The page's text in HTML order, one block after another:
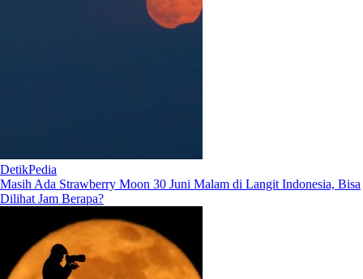
DetikPedia
Masih Ada Strawberry Moon 30 Juni Malam di Langit Indonesia, Bisa
Dilihat Jam Berapa?